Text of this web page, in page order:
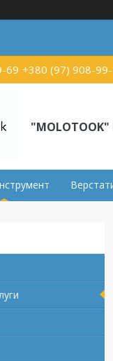
69 +380 (97) 908-